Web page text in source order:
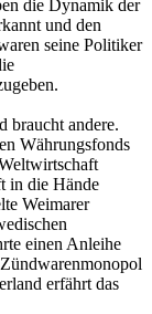
die Dynamik der
und den
seine Politiker
braucht andere.
Währungsfonds
in die Hände
Weimarer
einen Anleihe
erfährt das